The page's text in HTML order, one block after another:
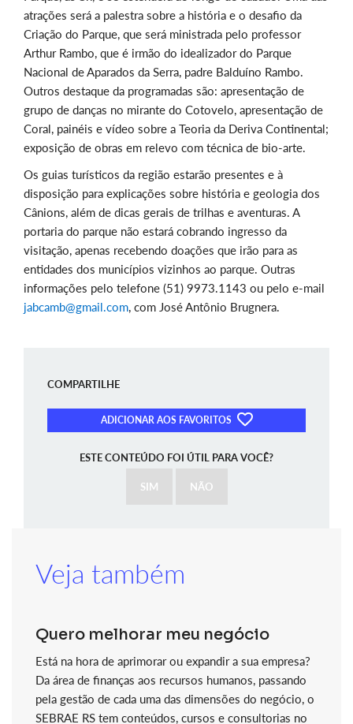
atrações será a palestra sobre a história e o desafio da
Criação do Parque, que será ministrada pelo professor
Arthur Rambo, que é irmão do idealizador do Parque
Nacional de Aparados da Serra, padre Balduíno Rambo.
Outros destaque da programadas são: apresentação de
grupo de danças no mirante do Cotovelo, apresentação de
Coral, painéis e vídeo sobre a Teoria da Deriva Continental;
exposição de obras em relevo com técnica de bio-arte.
Os guias turísticos da região estarão presentes e à
disposição para explicações sobre história e geologia dos
Cânions, além de dicas gerais de trilhas e aventuras. A
portaria do parque não estará cobrando ingresso da
visitação, apenas recebendo doações que irão para as
entidades dos municípios vizinhos ao parque. Outras
informações pelo telefone (51) 9973.1143 ou pelo e-mail
jabcamb@gmail.com, com José Antônio Brugnera.
COMPARTILHE
ADICIONAR AOS FAVORITOS
ESTE CONTEÚDO FOI ÚTIL PARA VOCÊ?
SIM NÃO
Veja também
Quero melhorar meu negócio
Está na hora de aprimorar ou expandir a sua empresa?
Da área de finanças aos recursos humanos, passando
pela gestão de cada uma das dimensões do negócio, o
SEBRAE RS tem conteúdos, cursos e consultorias no